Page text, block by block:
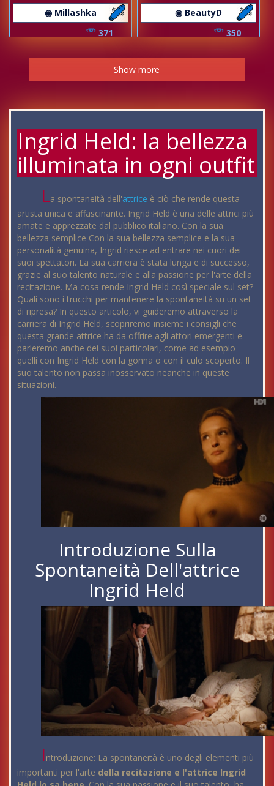
◉ Millashka
371
◉ BeautyD
350
Show more
Ingrid Held: la bellezza
illuminata in ogni outfit
La spontaneità dell'attrice è ciò che rende questa
artista unica e affascinante. Ingrid Held è una delle attrici più
amate e apprezzate dal pubblico italiano. Con la sua
bellezza semplice Con la sua bellezza semplice e la sua
personalità genuina, Ingrid riesce ad entrare nei cuori dei
suoi spettatori. La sua carriera è stata lunga e di successo,
grazie al suo talento naturale e alla passione per l'arte della
recitazione. Ma cosa rende Ingrid Held così speciale sul set?
Quali sono i trucchi per mantenere la spontaneità su un set
di ripresa? In questo articolo, vi guideremo attraverso la
carriera di Ingrid Held, scopriremo insieme i consigli che
questa grande attrice ha da offrire agli attori emergenti e
parleremo anche dei suoi particolari, come ad esempio
quelli con Ingrid Held con la gonna o con il culo scoperto. Il
suo talento non passa inosservato neanche in queste
situazioni.
Introduzione Sulla
Spontaneità Dell'attrice
Ingrid Held
Introduzione: La spontaneità è uno degli elementi più
importanti per l'arte della recitazione e l'attrice Ingrid